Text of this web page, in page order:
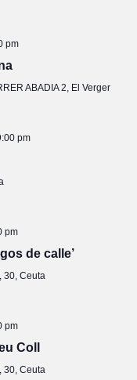
pm
ABADIA 2, El Verger
pm
pm
de calle’
30, Ceuta
pm
Coll
30, Ceuta